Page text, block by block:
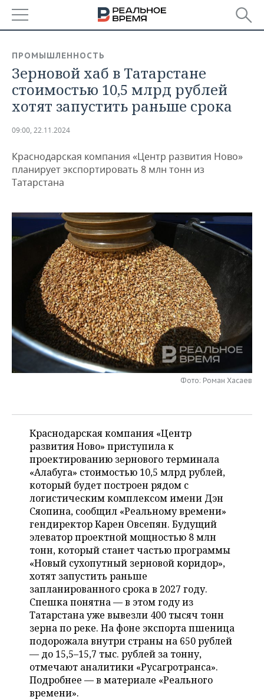
БАШКОРТОСТАН
ТАТАРСТАН
НОВОСТИ
АНАЛИТИКА
ДЕКЛАРАЦИИ О ДОХОДАХ
КОРОЛИ ГОСЗАКАЗА ПФО
КОМУ ПРИНАДЛЕЖАТ
ТОРГОВЫЕ ЦЕНТРЫ
ТАТАРСТАНА
НОВОСТИ ЭКОНОМИКИ
ФИНАНСЫ
БЮДЖЕТ
ИНВЕСТИЦИИ
ПРОМЫШЛЕННОСТЬ
НОВОСТИ
ПРОМЫШЛЕННОСТИ
АГРОПРОМ
МАШИНОСТРОЕНИЕ
НЕФТЕХИМИЯ
НЕФТЬ
ЭНЕРГЕТИКА
НЕДВИЖИМОСТЬ
НОВОСТИ АВТО
БИЗНЕС
НОВОСТИ БИЗНЕСА
РОЗНИЧНАЯ ТОРГОВЛЯ
ТРАНСПОРТ
УСЛУГИ
ТЕХНОЛОГИИ
НОВОСТИ ТЕХНОЛОГИЙ
МЕДИА
ТЕЛЕКОММУНИКАЦИИ
МЕРОПРИЯТИЯ
НОВОСТИ МЕРОПРИЯТИЙ
ВЫЕЗДНАЯ РЕДАКЦИЯ
БИЗНЕС-БРАНЧИ
СПОРТ
НОВОСТИ СПОРТА
ВОЛЕЙБОЛ
КИБЕРСПОРТ
ФИГУРНОЕ КАТАНИЕ
ВОДНЫЕ ВИДЫ СПОРТА
ХОККЕЙ С МЯЧОМ
ОБЩЕСТВО
НОВОСТИ ОБЩЕСТВА
ИСТОРИЯ
КУЛЬТУРА
МЕДИЦИНА
ОБРАЗОВАНИЕ
ПРОИСШЕСТВИЯ
ФОТОГАЛЕРЕЯ
СПИСОК ПЕРСОН
СПИСОК КОМПАНИЙ
ПОЛНАЯ ВЕРСИЯ
ПРОМЫШЛЕННОСТЬ
Зерновой хаб в Татарстане
стоимостью 10,5 млрд рублей
хотят запустить раньше срока
09:00, 22.11.2024
Краснодарская компания «Центр развития Ново»
планирует экспортировать 8 млн тонн из
Татарстана
Фото: Роман Хасаев
Краснодарская компания «Центр
развития Ново» приступила к
проектированию зернового терминала
«Алабуга» стоимостью 10,5 млрд рублей,
который будет построен рядом с
логистическим комплексом имени Дэн
Сяопина, сообщил «Реальному времени»
гендиректор Карен Овсепян. Будущий
элеватор проектной мощностью 8 млн
тонн, который станет частью программы
«Новый сухопутный зерновой коридор»,
хотят запустить раньше
запланированного срока в 2027 году.
Спешка понятна — в этом году из
Татарстана уже вывезли 400 тысяч тонн
зерна по реке. На фоне экспорта пшеница
подорожала внутри страны на 650 рублей
— до 15,5–15,7 тыс. рублей за тонну,
отмечают аналитики «Русагротранса».
Подробнее — в материале «Реального
времени».